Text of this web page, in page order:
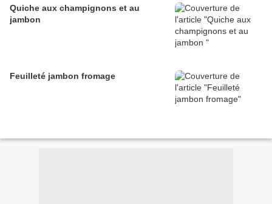
Quiche aux champignons et au
jambon
Feuilleté jambon fromage